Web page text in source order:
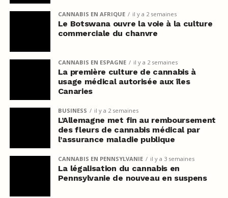
CANNABIS EN AFRIQUE il y a 2 semaines
Le Botswana ouvre la voie à la culture
commerciale du chanvre
CANNABIS EN ESPAGNE il y a 2 semaines
La première culture de cannabis à
usage médical autorisée aux îles
Canaries
BUSINESS il y a 2 semaines
L’Allemagne met fin au remboursement
des fleurs de cannabis médical par
l’assurance maladie publique
CANNABIS EN PENNSYLVANIE il y a 3 semaines
La légalisation du cannabis en
Pennsylvanie de nouveau en suspens